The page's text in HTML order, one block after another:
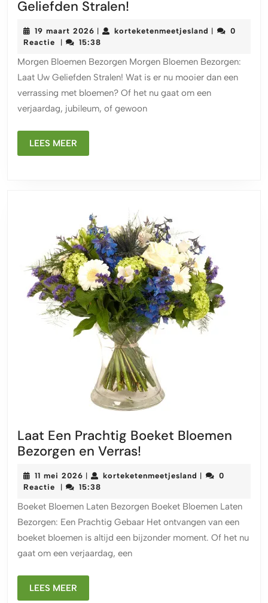
Geliefden Stralen!
Bezorgen:
Uw
Geliefden
Stralen!
19 maart 2026 19
maart
korteketenmeetjesland
0
Reactie
15:38
Morgen Bloemen Bezorgen Morgen Bloemen Bezorgen:
Laat Uw Geliefden Stralen! Wat is er nu mooier dan een
verrassing met bloemen? Of het nu gaat om een
verjaardag, jubileum, of gewoon
LEES MEER
MEER
Laat Een Prachtig Boeket Bloemen
Bezorgen en Verras!
Prachtig
Bloemen
Bezorgen
en
11 mei 2026 11
mei
korteketenmeetjesland
0
Reactie
15:38
Boeket Bloemen Laten Bezorgen Boeket Bloemen Laten
Bezorgen: Een Prachtig Gebaar Het ontvangen van een
boeket bloemen is altijd een bijzonder moment. Of het nu
gaat om een verjaardag, een
LEES MEER
MEER